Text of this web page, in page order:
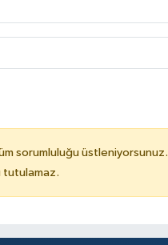
sorumluluğu üstleniyorsunuz.
tutulamaz.